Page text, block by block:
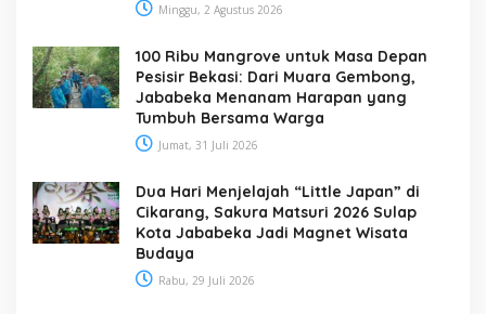
Minggu, 2 Agustus 2026
100 Ribu Mangrove untuk Masa Depan
Pesisir Bekasi: Dari Muara Gembong,
Jababeka Menanam Harapan yang
Tumbuh Bersama Warga
Jumat, 31 Juli 2026
Dua Hari Menjelajah “Little Japan” di
Cikarang, Sakura Matsuri 2026 Sulap
Kota Jababeka Jadi Magnet Wisata
Budaya
Rabu, 29 Juli 2026